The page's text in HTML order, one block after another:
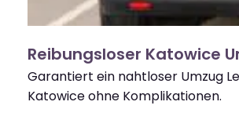
Reibungsloser Katowice
Garantiert ein nahtloser Umzug
Katowice ohne Komplikationen.